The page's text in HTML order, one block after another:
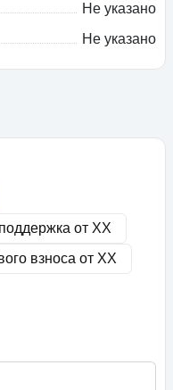
Не указано
Не указано
от XX
взноса от XX